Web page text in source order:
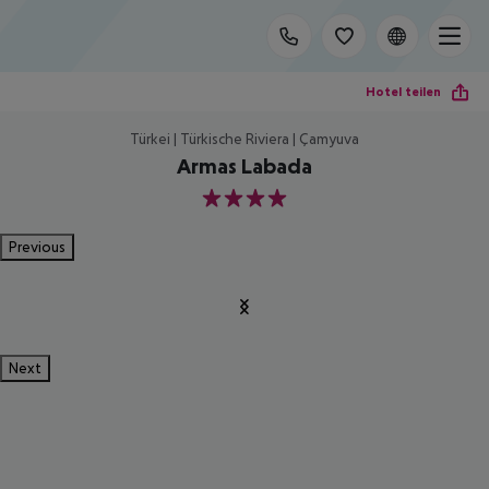
Hotel teilen
Türkei | Türkische Riviera | Çamyuva
Armas Labada
4
Previous
Next